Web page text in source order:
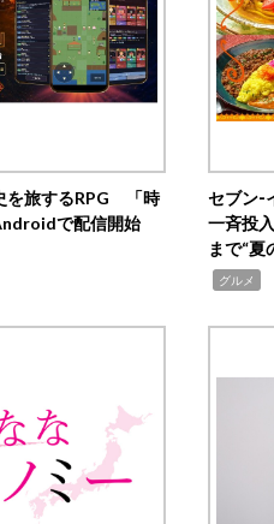
を旅するRPG 「時
で配信開始
セブン‐
一斉投
まで“夏
グルメ